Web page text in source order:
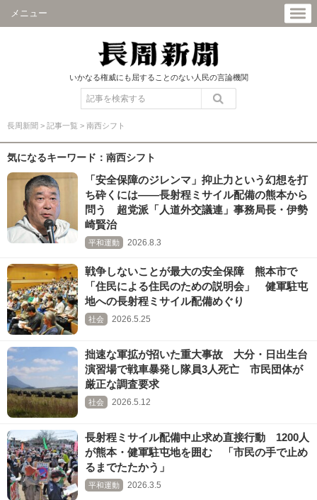
メニュー
いかなる権威にも屈することのない人民の言論機関
長周新聞 > 記事一覧 > 南西シフト
気になるキーワード：南西シフト
「安全保障のジレンマ」抑止力という幻想を打
ち砕くには――長射程ミサイル配備の熊本から
問う 超党派「人道外交議連」事務局長・伊勢
崎賢治
平和運動 2026.8.3
戦争しないことが最大の安全保障 熊本市で
「住民による住民のための説明会」 健軍駐屯
地への長射程ミサイル配備めぐり
社会 2026.5.25
拙速な軍拡が招いた重大事故 大分・日出生台
演習場で戦車暴発し隊員3人死亡 市民団体が
厳正な調査要求
社会 2026.5.12
長射程ミサイル配備中止求め直接行動 1200人
が熊本・健軍駐屯地を囲む 「市民の手で止め
るまでたたかう」
平和運動 2026.3.5